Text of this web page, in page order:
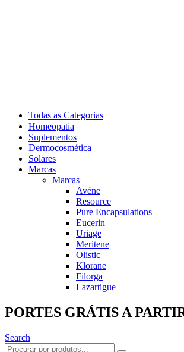
Todas as Categorias
Homeopatia
Suplementos
Dermocosmética
Solares
Marcas
Marcas
Avéne
Resource
Pure Encapsulations
Eucerin
Uriage
Meritene
Olistic
Klorane
Filorga
Lazartigue
PORTES GRÁTIS A
Search